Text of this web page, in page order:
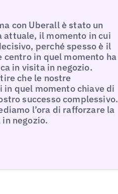
con Uberall è stato un
attuale, il momento in cui
perché spesso è il
in quel momento ha
in visita in negozio.
che le nostre
quel momento chiave di
successo complessivo.
l’ora di rafforzare la
negozio.